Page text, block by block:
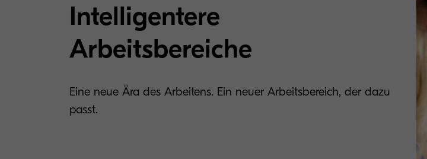
Intelligentere
Arbeitsbereiche
Eine neue Ära des Arbeitens. Ein neuer Arbeitsbereich, der dazu
passt.